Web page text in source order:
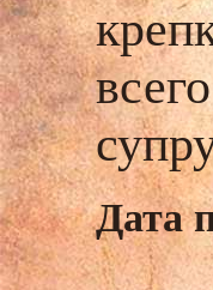
Дата